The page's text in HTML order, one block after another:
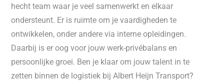
hecht team waar je veel samenwerkt en elkaar
ondersteunt. Er is ruimte om je vaardigheden te
ontwikkelen, onder andere via interne opleidingen.
Daarbij is er oog voor jouw werk-privébalans en
persoonlijke groei. Ben je klaar om jouw talent in te
zetten binnen de logistiek bij Albert Heijn Transport?